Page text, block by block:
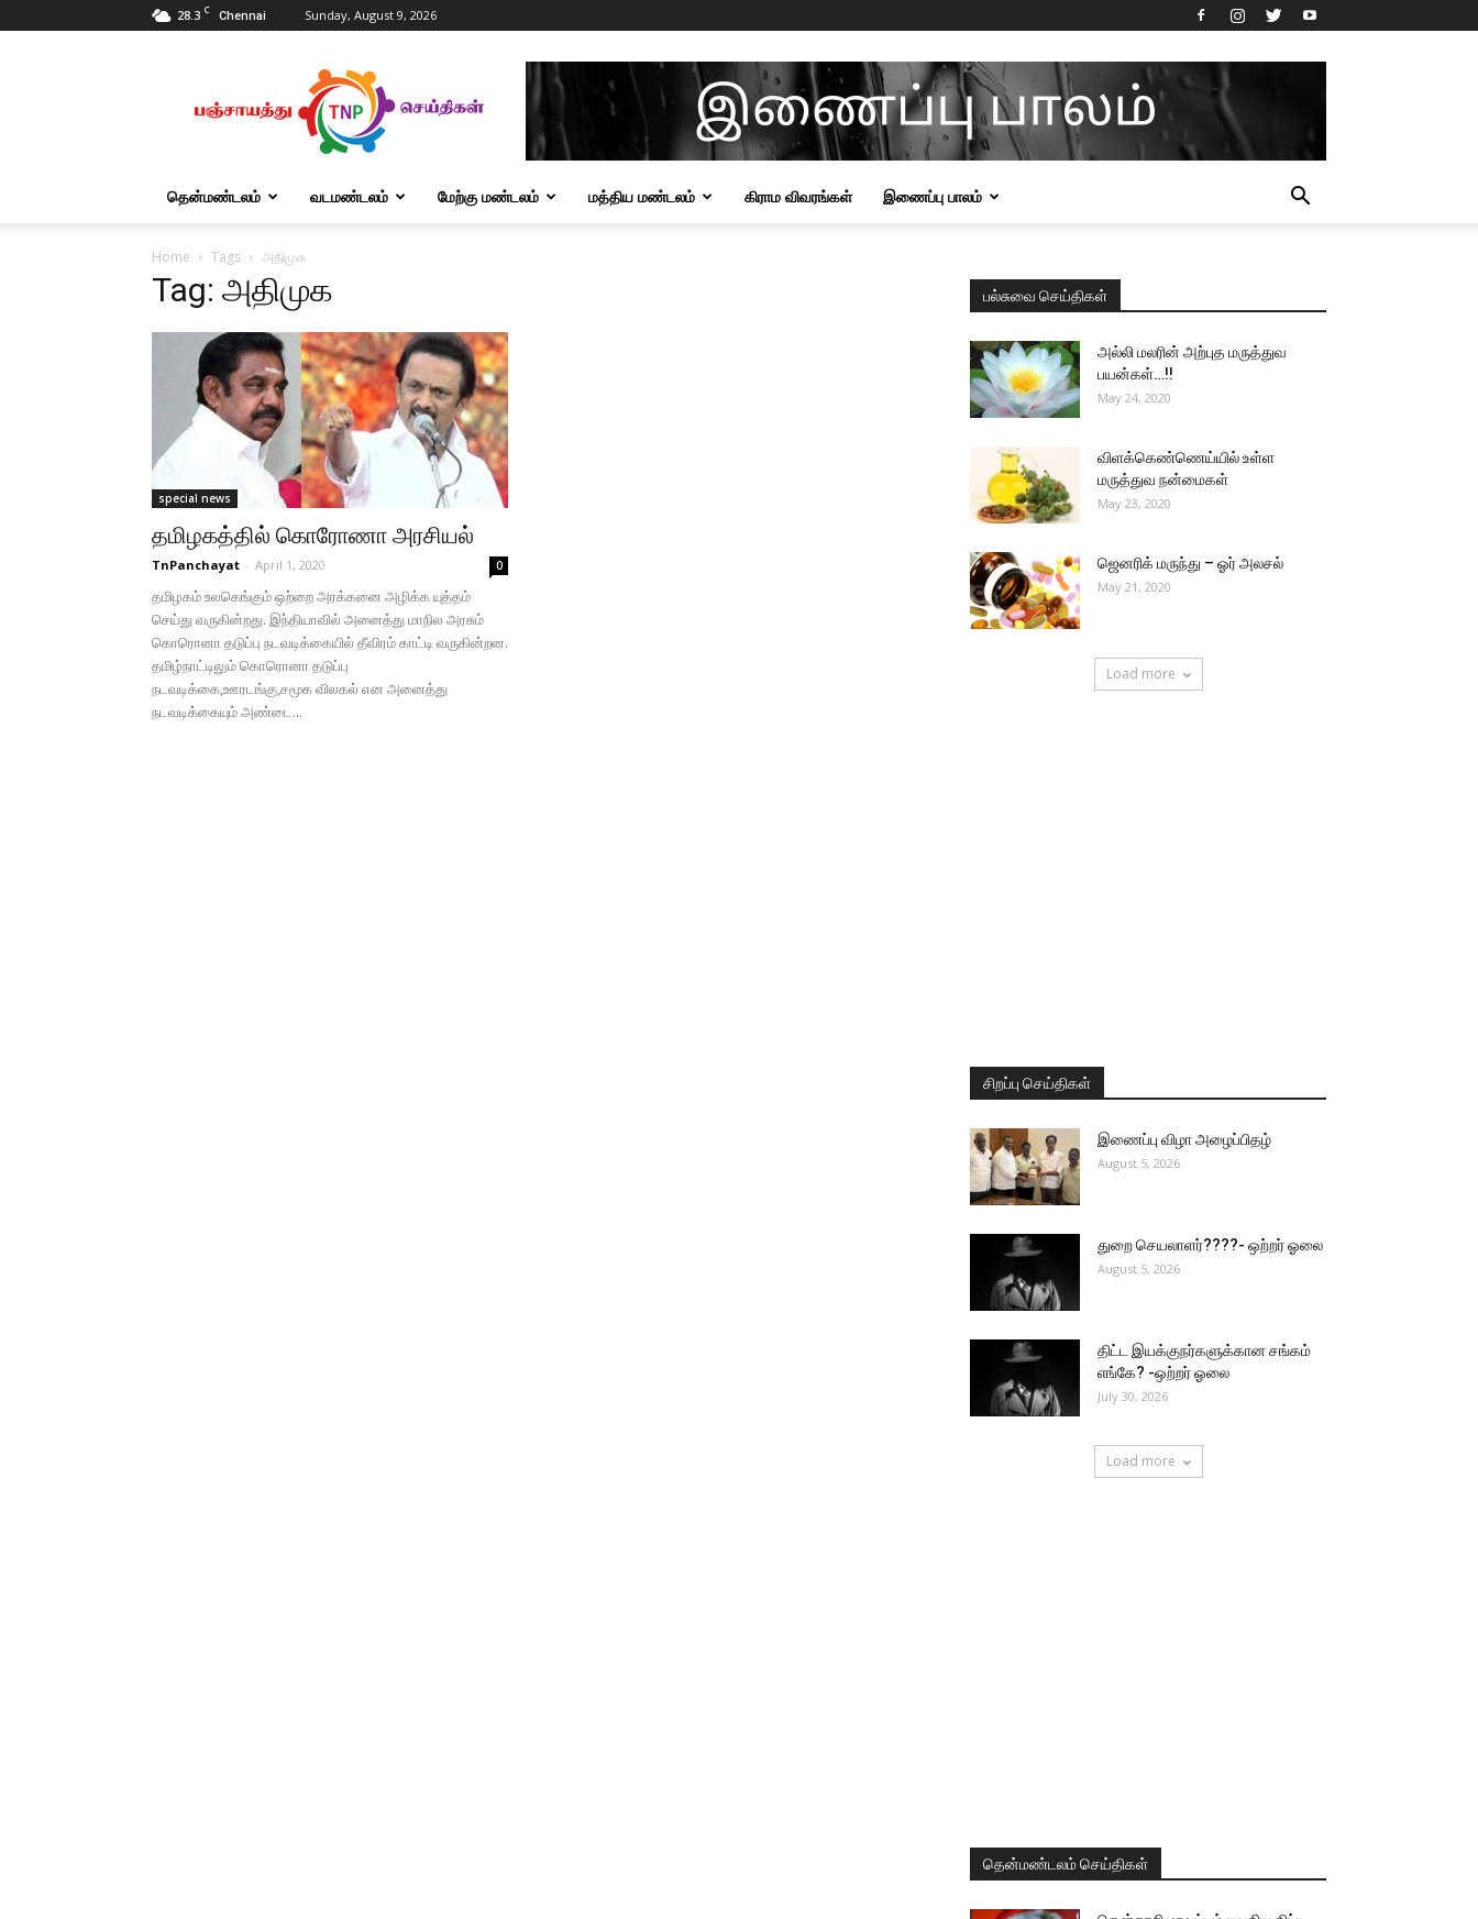
28.3 C Chennai Sunday, August 9, 2026
Tnpanchayat
தென்மண்டலம் வடமண்டலம் மேற்கு மண்டலம் மத்திய மண்டலம் கிராம விவரங்கள் இணைப்பு பாலம்
Home Tags அதிமுக
Tag: அதிமுக
special news
தமிழகத்தில் கொரோணா அரசியல்
TnPanchayat - April 1, 2020 0
தமிழகம் உலகெங்கும் ஒற்றை அரக்கனை அழிக்க யுத்தம்
செய்து வருகின்றது. இந்தியாவில் அனைத்து மாநில அரசும்
கொரொனா தடுப்பு நடவடிக்கையில் தீவிரம் காட்டி வருகின்றன.
தமிழ்நாட்டிலும் கொரொனா தடுப்பு
நடவடிக்கை,ஊரடங்கு,சமூக விலகல் என அனைத்து
நடவடிக்கையும் அண்டை...
பல்சுவை செய்திகள்
அல்லி மலரின் அற்புத மருத்துவ
பயன்கள்…!!
May 24, 2020
விளக்கெண்ணெய்யில் உள்ள
மருத்துவ நன்மைகள்
May 23, 2020
ஜெனரிக் மருந்து – ஓர் அலசல்
May 21, 2020
Load more
சிறப்பு செய்திகள்
இணைப்பு விழா அழைப்பிதழ்
August 5, 2026
துறை செயலாளர்????- ஒற்றர் ஓலை
August 5, 2026
திட்ட இயக்குநர்களுக்கான சங்கம்
எங்கே? -ஒற்றர் ஓலை
July 30, 2026
Load more
தென்மண்டலம் செய்திகள்